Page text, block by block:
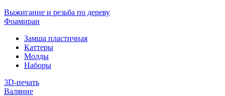
Выжигание и резьба по дереву
Фоамиран
Замша пластичная
Каттеры
Молды
Наборы
3D-печать
Валяние